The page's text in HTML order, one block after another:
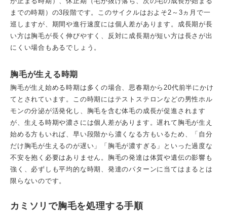
までの時期）の3段階です。このサイクルはおよそ2～3ヵ月で一
巡しますが、期間や進行速度には個人差があります。成長期が長
い方は胸毛が長く伸びやすく、反対に成長期が短い方は長さが出
にくい場合もあるでしょう。
胸毛が生える時期
胸毛が生え始める時期は多くの場合、思春期から20代前半にかけ
てとされています。この時期にはテストステロンなどの男性ホル
モンの分泌が活発化し、胸毛を含む体毛の成長が促進されます
が、生える時期や濃さには個人差があります。遅れて胸毛が生え
始める方もいれば、早い段階から濃くなる方もいるため、「自分
だけ胸毛が生えるのが遅い」「胸毛が濃すぎる」といった過度な
不安を抱く必要はありません。胸毛の発達は体質や遺伝の影響も
強く、必ずしも平均的な時期、発達のパターンに当てはまるとは
限らないのです。
カミソリで胸毛を処理する手順